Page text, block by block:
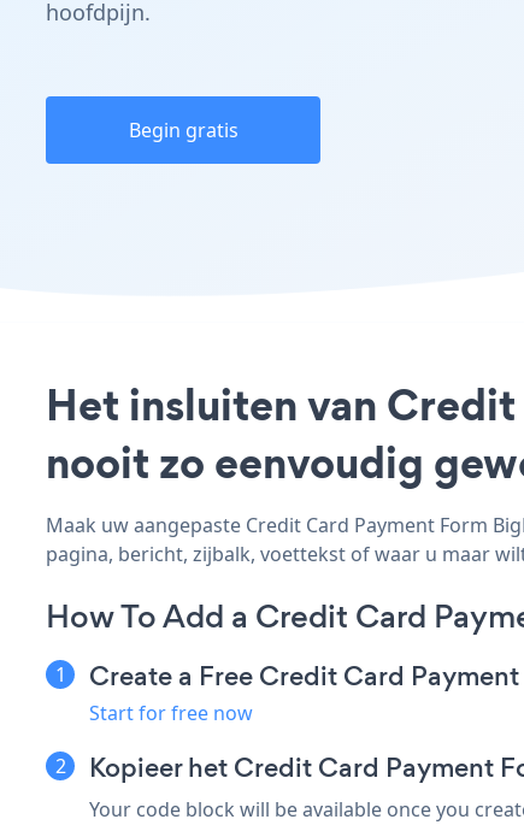
hoofdpijn.
Begin gratis
Het insluiten van
nooit zo eenvoudig
Maak uw aangepaste Credit Card Payment Form
pagina, bericht, zijbalk, voettekst of waar u maar
How To Add a Credit Card
Create a Free Credit Card
Start for free now
Kopieer het Credit Card Payment
Your code block will be available once you